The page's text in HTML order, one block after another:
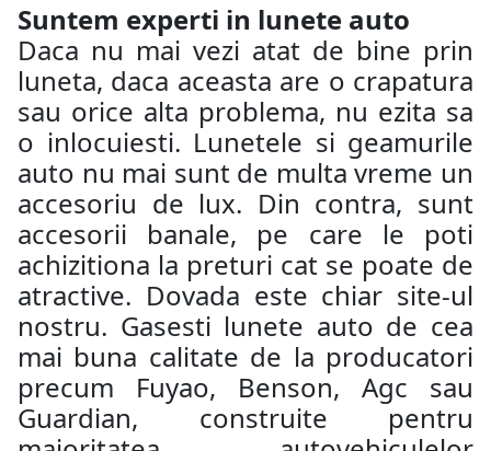
Suntem experti in lunete auto
Daca nu mai vezi atat de bine prin
luneta, daca aceasta are o crapatura
sau orice alta problema, nu ezita sa
o inlocuiesti. Lunetele si geamurile
auto nu mai sunt de multa vreme un
accesoriu de lux. Din contra, sunt
accesorii banale, pe care le poti
achizitiona la preturi cat se poate de
atractive. Dovada este chiar site-ul
nostru. Gasesti lunete auto de cea
mai buna calitate de la producatori
precum Fuyao, Benson, Agc sau
Guardian, construite pentru